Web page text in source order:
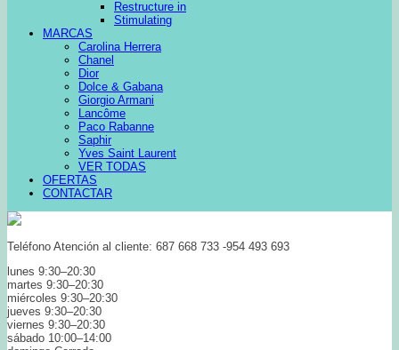
Restructure in
Stimulating
MARCAS
Carolina Herrera
Chanel
Dior
Dolce & Gabana
Giorgio Armani
Lancôme
Paco Rabanne
Saphir
Yves Saint Laurent
VER TODAS
OFERTAS
CONTACTAR
Teléfono Atención al cliente: 687 668 733 -954 493 693
lunes 9:30–20:30
martes 9:30–20:30
miércoles 9:30–20:30
jueves 9:30–20:30
viernes 9:30–20:30
sábado 10:00–14:00